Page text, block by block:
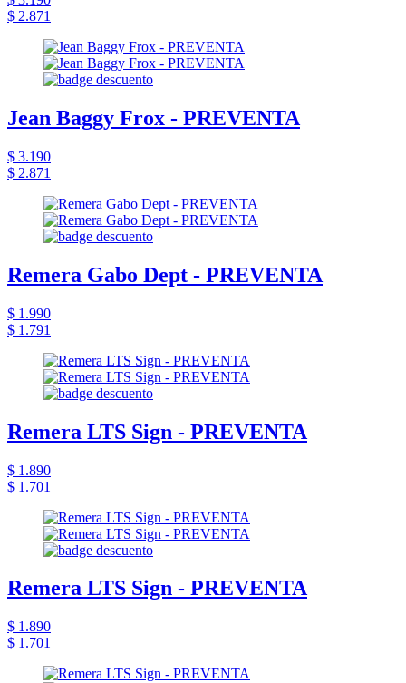
$ 2.871
Jean Baggy Frox - PREVENTA
$ 3.190
$ 2.871
Remera Gabo Dept - PREVENTA
$ 1.990
$ 1.791
Remera LTS Sign - PREVENTA
$ 1.890
$ 1.701
Remera LTS Sign - PREVENTA
$ 1.890
$ 1.701